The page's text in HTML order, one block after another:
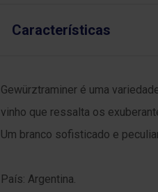
Características
Gewürztraminer é uma
vinho que ressalta os
Um branco sofisticado e
País: Argentina.